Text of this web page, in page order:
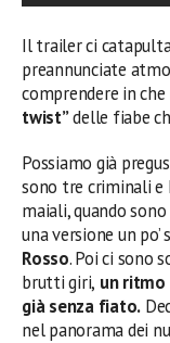
Il trailer ci
preannunciate
comprendere in
twist”delle fiabe
Possiamo già
sono tre criminali
maiali, quando
una versione un
Rosso. Poi ci sono
brutti giri, un ritmo
già senza fiato.
nel panorama dei